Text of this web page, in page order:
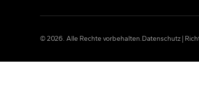
© 2026. Alle Rechte vorbehalten.Datenschutz |